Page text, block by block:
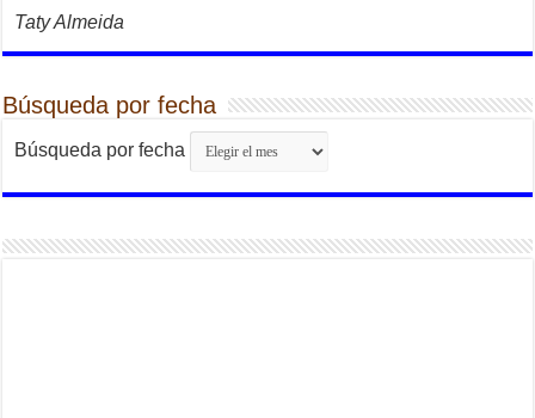
Taty Almeida
Búsqueda por fecha
Búsqueda por fecha